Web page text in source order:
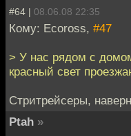
#64 | 08.06.08 22:35
Кому: Ecoross, #47
> У нас рядом с
красный свет
Стритрейсеры,
Ptah »